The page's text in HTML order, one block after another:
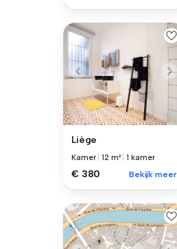
Liège
Kamer |12 m² |1 kamer
€ 380 Bekijk meer